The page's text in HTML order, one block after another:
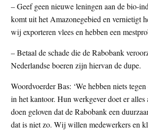
– Geef geen nieuwe leningen aan de bio-
komt uit het Amazonegebied en vernietigt
wij exporteren vlees en hebben een
– Betaal de schade die de Rabobank
Nederlandse boeren zijn hiervan de dupe.
Woordvoerder Bas: ‘We hebben niets
in het kantoor. Hun werkgever doet er alles
doen geloven dat de Rabobank een
dat is niet zo. Wij willen medewerkers en